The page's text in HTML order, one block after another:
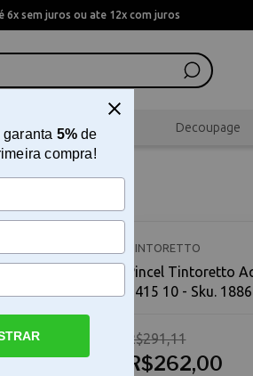
6x sem juros ou ate 12x com juros
Scrapbook Decoupage
10
10 O
10 é
TINTORETTO
Pincel Tintoretto
1415 10 - Sku.
R$262,00
R$291,11
garanta 5%de
compra!